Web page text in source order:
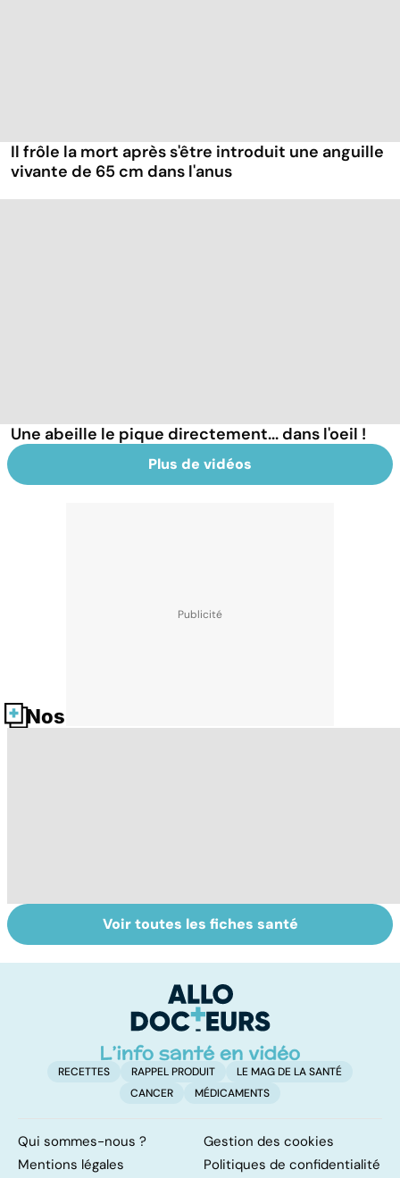
Il frôle la mort après s'être introduit une anguille
vivante de 65 cm dans l'anus
Une abeille le pique directement... dans l'oeil !
Plus de vidéos
Nos fiches santé
Tout savoir sur
les infections
Inflammation des
amygdales : que
d'angine ?
Voir toutes les fiches santé
RECETTES RAPPEL PRODUIT
LE MAG DE LA SANTÉ
CANCER
MÉDICAMENTS
Qui sommes-nous ?
Gestion des cookies
Mentions légales
Politiques de confidentialité